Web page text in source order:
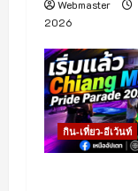
Webmaster
2026
กิน-เที่ยว-อีเว้นท์